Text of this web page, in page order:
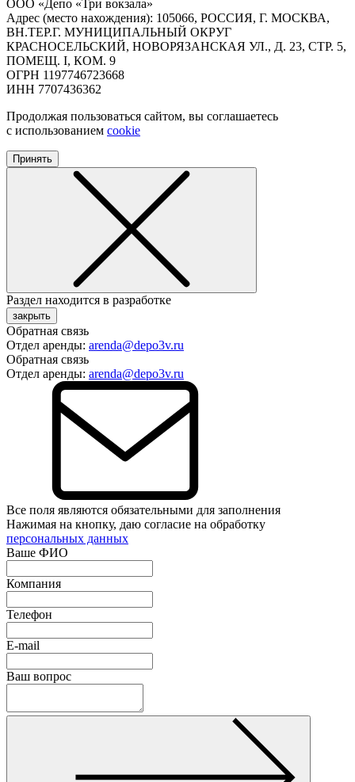
ООО «Депо «Три вокзала»
Адрес (место нахождения): 105066, РОССИЯ, Г. МОСКВА,
ВН.ТЕР.Г. МУНИЦИПАЛЬНЫЙ ОКРУГ
КРАСНОСЕЛЬСКИЙ, НОВОРЯЗАНСКАЯ УЛ., Д. 23, СТР. 5,
ПОМЕЩ. I, КОМ. 9
ОГРН 1197746723668
ИНН 7707436362
Продолжая пользоваться сайтом, вы соглашаетесь
с использованием cookie
Принять
Раздел находится в разработке
закрыть
Обратная связь
Отдел аренды: arenda@depo3v.ru
Обратная связь
Отдел аренды: arenda@depo3v.ru
Все поля являются обязательными для заполнения
Нажимая на кнопку, даю согласие на обработку
персональных данных
Ваше ФИО
Компания
Телефон
E-mail
Ваш вопрос